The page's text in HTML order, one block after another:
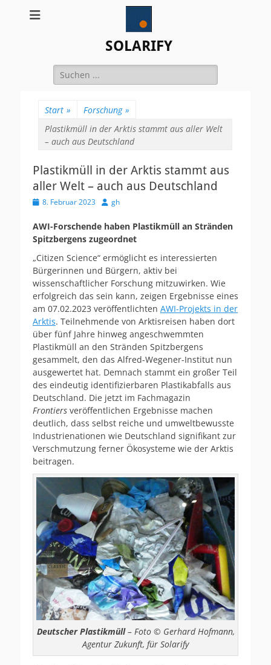
SOLARIFY
Suchen
nach:
Start » Forschung »
Plastikmüll in der Arktis stammt aus aller Welt
– auch aus Deutschland
Plastikmüll in der Arktis stammt aus
aller Welt – auch aus Deutschland
Veröffentlicht
8. Februar 2023 Autor
gh
AWI-Forschende haben Plastikmüll an Stränden
Spitzbergens zugeordnet
„Citizen Science“ ermöglicht es interessierten
Bürgerinnen und Bürgern, aktiv bei
wissenschaftlicher Forschung mitzuwirken. Wie
erfolgreich das sein kann, zeigen Ergebnisse eines
am 07.02.2023 veröffentlichten AWI-Projekts in der
Arktis. Teilnehmende von Arktisreisen haben dort
über fünf Jahre hinweg angeschwemmten
Plastikmüll an den Stränden Spitzbergens
gesammelt, den das Alfred-Wegener-Institut nun
ausgewertet hat. Demnach stammt ein großer Teil
des eindeutig identifizierbaren Plastikabfalls aus
Deutschland. Die jetzt im Fachmagazin
Frontiers veröffentlichen Ergebnisse machen
deutlich, dass selbst reiche und umweltbewusste
Industrienationen wie Deutschland signifikant zur
Verschmutzung ferner Ökosysteme wie der Arktis
beitragen.
Deutscher Plastikmüll– Foto © Gerhard Hofmann,
Agentur Zukunft, für Solarify